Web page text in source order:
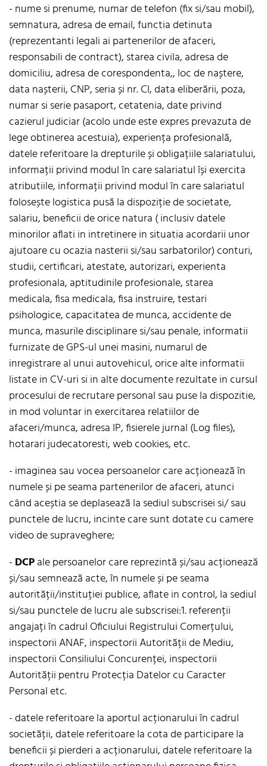
- nume si prenume, numar de telefon (fix si/sau mobil),
semnatura, adresa de email, functia detinuta
(reprezentanti legali ai partenerilor de afaceri,
responsabili de contract), starea civila, adresa de
domiciliu, adresa de corespondenta,, loc de naștere,
data nașterii, CNP, seria și nr. CI, data eliberării, poza,
numar si serie pasaport, cetatenia, date privind
cazierul judiciar (acolo unde este expres prevazuta de
lege obtinerea acestuia), experiența profesională,
datele referitoare la drepturile și obligațiile salariatului,
informații privind modul în care salariatul își exercita
atributiile, informații privind modul în care salariatul
folosește logistica pusă la dispoziție de societate,
salariu, beneficii de orice natura ( inclusiv datele
minorilor aflati in intretinere in situatia acordarii unor
ajutoare cu ocazia nasterii si/sau sarbatorilor) conturi,
studii, certificari, atestate, autorizari, experienta
profesionala, aptitudinile profesionale, starea
medicala, fisa medicala, fisa instruire, testari
psihologice, capacitatea de munca, accidente de
munca, masurile disciplinare si/sau penale, informatii
furnizate de GPS-ul unei masini, numarul de
inregistrare al unui autovehicul, orice alte informatii
listate in CV-uri si in alte documente rezultate in cursul
procesului de recrutare personal sau puse la dispozitie,
in mod voluntar in exercitarea relatiilor de
afaceri/munca, adresa IP, fisierele jurnal (Log files),
hotarari judecatoresti, web cookies, etc.
- imaginea sau vocea persoanelor care acționează în
numele și pe seama partenerilor de afaceri, atunci
când aceștia se deplasează la sediul subscrisei si/ sau
punctele de lucru, incinte care sunt dotate cu camere
video de supraveghere;
-DCPale persoanelor care reprezintă și/sau acționează
și/sau semnează acte, în numele și pe seama
autorității/instituției publice, aflate in control, la sediul
si/sau punctele de lucru ale subscrisei:1. referenții
angajați în cadrul Oficiului Registrului Comerțului,
inspectorii ANAF, inspectorii Autorității de Mediu,
inspectorii Consiliului Concurenței, inspectorii
Autorității pentru Protecția Datelor cu Caracter
Personal etc.
- datele referitoare la aportul acționarului în cadrul
societății, datele referitoare la cota de participare la
beneficii și pierderi a acționarului, datele referitoare la